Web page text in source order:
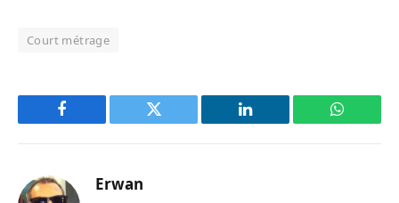
Court métrage
Facebook Twitter LinkedIn
Erwan